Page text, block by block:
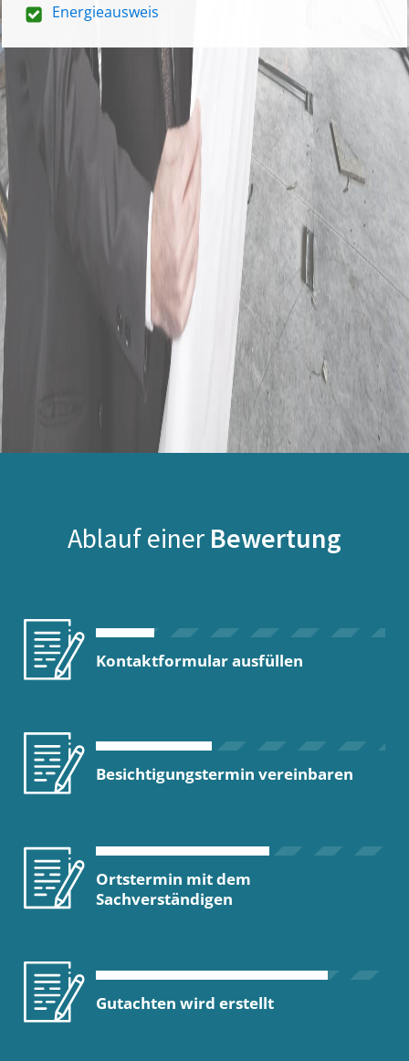
Energieausweis
Ablauf einer Bewertung
Kontaktformular ausfüllen
Besichtigungstermin vereinbaren
Ortstermin mit dem
Sachverständigen
Gutachten wird erstellt